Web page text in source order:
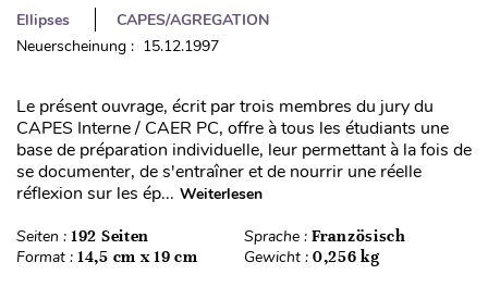
Ellipses
CAPES/AGREGATION
Neuerscheinung : 15.12.1997
Le présent ouvrage, écrit par trois membres du jury du
CAPES Interne / CAER PC, offre à tous les étudiants une
base de préparation individuelle, leur permettant à la fois de
se documenter, de s'entraîner et de nourrir une réelle
réflexion sur les ép... Weiterlesen
Seiten : 192 Seiten Sprache : Französisch
Format : 14,5 cm x 19 cm Gewicht : 0,256 kg